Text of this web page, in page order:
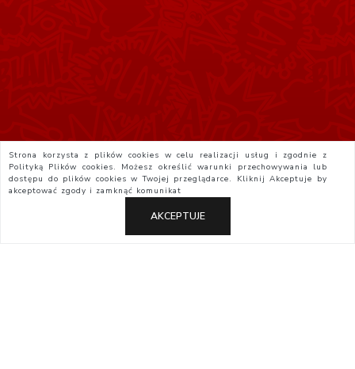
Strona korzysta z plików cookies w celu realizacji usług i zgodnie z
Polityką Plików cookies. Możesz określić warunki przechowywania lub
dostępu do plików cookies w Twojej przeglądarce. KliknijAkceptuje by
akceptować zgody i zamknąć komunikat
AKCEPTUJE